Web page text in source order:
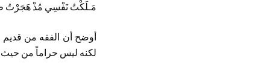
مَـلَكْتُ نَفْسِي مُذْ
أوضح أن الفقه من قديم
لكنه ليس حراماً من حيث